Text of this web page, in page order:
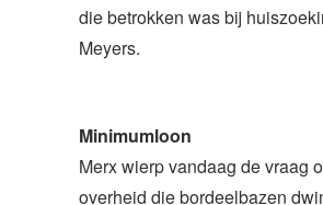
die betrokken was bij
Meyers.
Minimumloon
Merx wierp vandaag de vraag
overheid die bordeelbazen